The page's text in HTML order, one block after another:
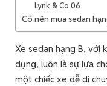
Lynk & Co 06
Có nên mua sedan
Xe sedan hạng B, với
dụng, luôn là sự lựa
một chiếc xe dễ di